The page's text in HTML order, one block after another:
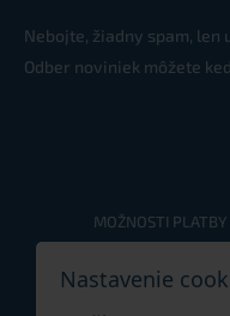
Nebojte, žiadny spam, len
Odber noviniek môžete
MOŽNOSTI PLATBY
Nastavenie